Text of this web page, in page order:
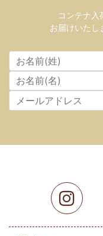
コンテナ入
お届けいたし